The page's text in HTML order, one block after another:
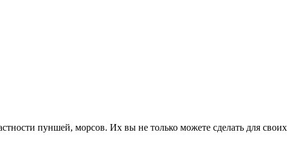
пуншей, морсов. Их вы не только можете сделать для